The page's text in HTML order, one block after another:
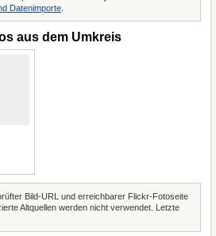
Datenimporte
aus dem Umkreis
Bild-URL und erreichbarer Flickr-Fotoseite
Altquellen werden nicht verwendet. Letzte